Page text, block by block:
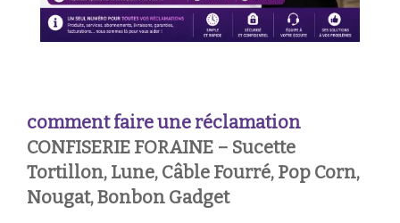
comment faire une réclamation
CONFISERIE FORAINE – Sucette
Tortillon, Lune, Câble Fourré, Pop Corn,
Nougat, Bonbon Gadget